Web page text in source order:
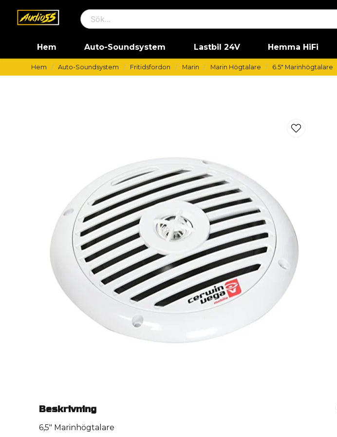
Hem Auto-Soundsystem Lastbil 24V Hemma HiFi
Hem Auto-Soundsystem Fritidsfordon Marin Marin Högtalare 6.5" Marinhögtalare
Beskrivning
6,5" Marinhögtalare